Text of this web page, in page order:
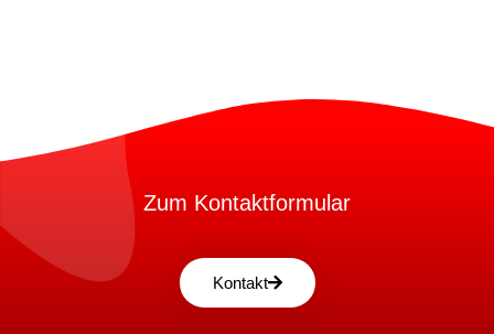
Zum Kontaktformular
Kontakt